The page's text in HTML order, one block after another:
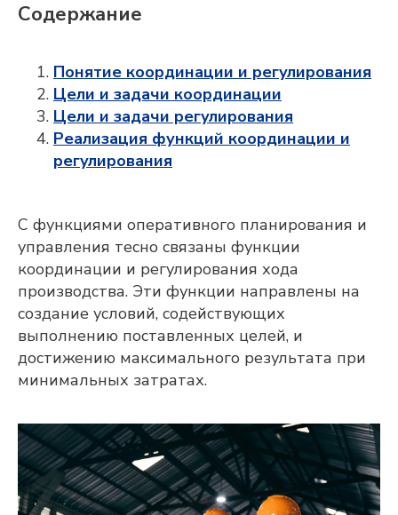
Содержание
Понятие координации и регулирования
Цели и задачи координации
Цели и задачи регулирования
Реализация функций координации и
регулирования
С функциями оперативного планирования и
управления тесно связаны функции
координации и регулирования хода
производства. Эти функции направлены на
создание условий, содействующих
выполнению поставленных целей, и
достижению максимального результата при
минимальных затратах.